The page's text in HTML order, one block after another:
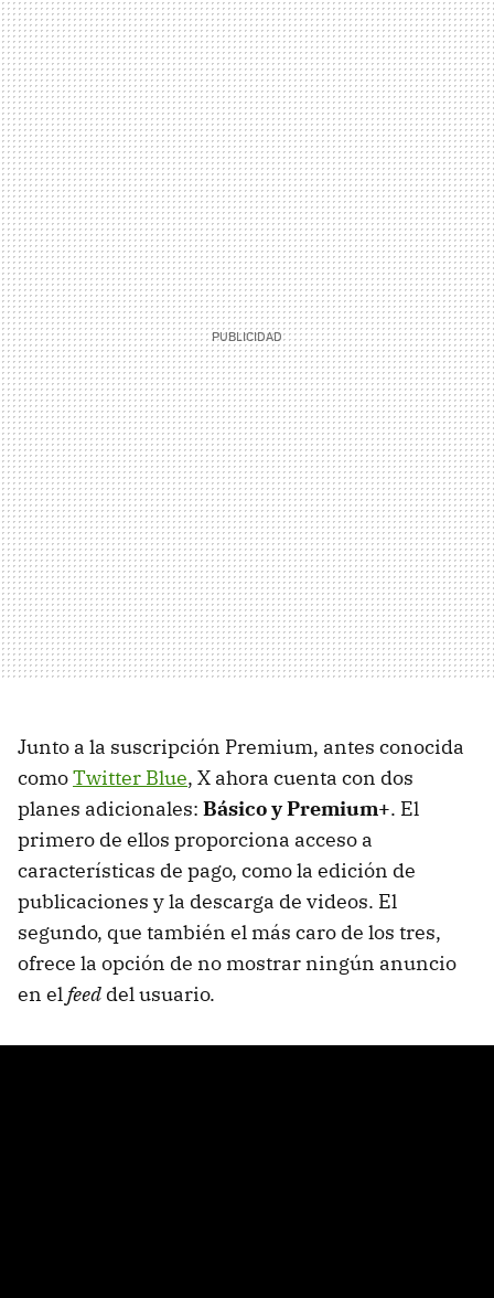
Junto a la suscripción Premium, antes conocida
comoTwitter Blue, X ahora cuenta con dos
planes adicionales: Básico y Premium+. El
primero de ellos proporciona acceso a
características de pago, como la edición de
publicaciones y la descarga de videos. El
segundo, que también el más caro de los tres,
ofrece la opción de no mostrar ningún anuncio
en elfeed del usuario.